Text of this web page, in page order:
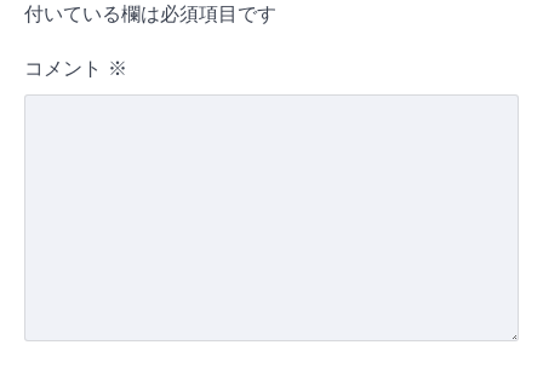
付いている欄は必須項目です
コメント ※